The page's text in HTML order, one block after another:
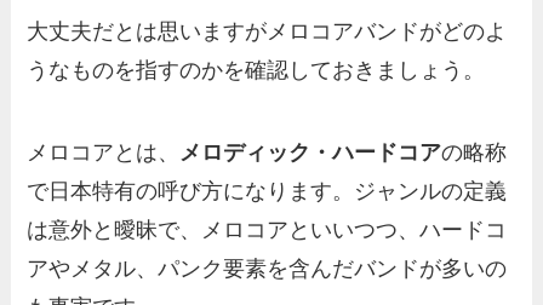
大丈夫だとは思いますがメロコアバンドがどのよ
うなものを指すのかを確認しておきましょう。
メロコアとは、 メロディック・ハードコアの略称
で日本特有の呼び方になります。ジャンルの定義
は意外と曖昧で、メロコアといいつつ、ハードコ
アやメタル、パンク要素を含んだバンドが多いの